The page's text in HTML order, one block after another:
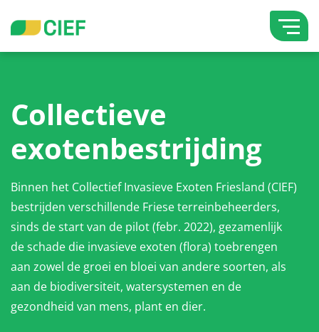
Collectieve
exotenbestrijding
Binnen het Collectief Invasieve Exoten Friesland (CIEF)
bestrijden verschillende Friese terreinbeheerders,
sinds de start van de pilot (febr. 2022), gezamenlijk
de schade die invasieve exoten (flora) toebrengen
aan zowel de groei en bloei van andere soorten, als
aan de biodiversiteit, watersystemen en de
gezondheid van mens, plant en dier.